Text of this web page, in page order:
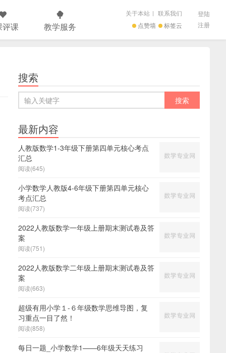
评课 教学服务 点赞墙 标签云
关于本站 | 联系我们
登陆
注册
搜索
最新内容
人教版数学1-3年级下册第四单元核心考点
汇总
阅读(645)
小学数学人教版4-6年级下册第四单元核心
考点汇总
阅读(737)
2022人教版数学一年级上册期末测试卷及答
案
阅读(751)
2022人教版数学二年级上册期末测试卷及答
案
阅读(663)
超级有用小学１-６年级数学思维导图，复
习重点一目了然！
阅读(858)
每日一题_小学数学1——6年级天天练习